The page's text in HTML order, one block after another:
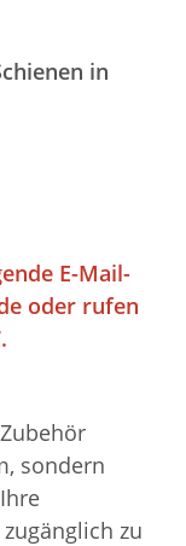
in
E-Mail-
oder rufen
sondern
zu